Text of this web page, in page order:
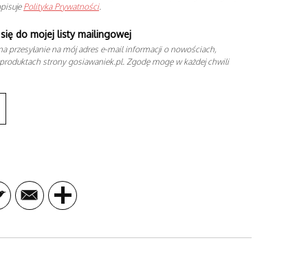
Polityka Prywatności.
do mojej listy mailingowej
przesyłanie na mój adres e-mail informacji o nowościach,
strony gosiawaniek.pl. Zgodę mogę w każdej chwili